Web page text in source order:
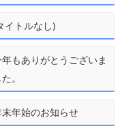
イトルなし)
もありがとうございま
。
年始のお知らせ